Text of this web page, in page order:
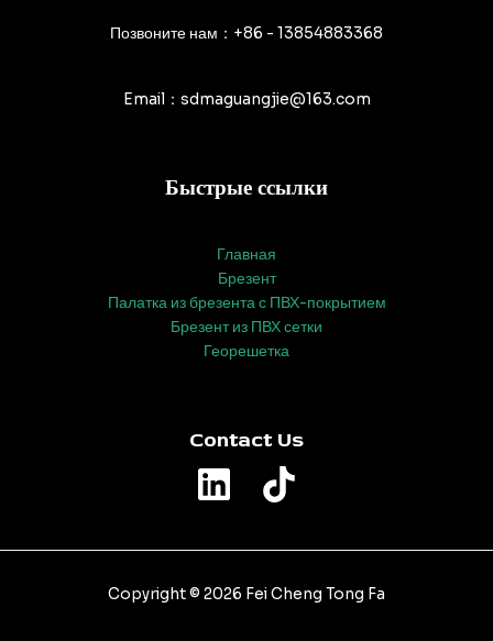
Позвоните нам：+86 - 13854883368
Email：sdmaguangjie@163.com
Быстрые ссылки
Главная
Брезент
Палатка из брезента с ПВХ-покрытием
Брезент из ПВХ сетки
Георешетка
Contact Us
Copyright © 2026 Fei Cheng Tong Fa